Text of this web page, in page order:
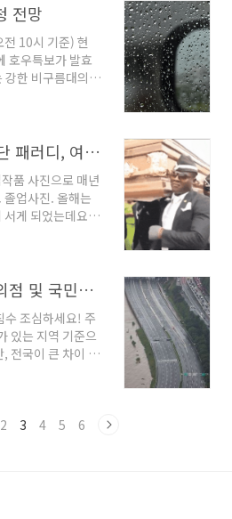
불가능, 100%
때 2단계는 아무
족이라고 하네
리두기 3단계 격
있는 상황인데
격상될 경우, 우
있을까요? 먼저
자제 필수적 사회
전망
10시 기준) 현
호우특보가 발효
한 비구름대의
동반한 시간당
괴 등의 비 피해와
각별히 유의해
면, 오늘 오전까지
약 일주일간 전국
끝날 듯 끝나지 않
19로 집에
의정부고의 관짝소년단 패러디, 여러분은 어떻게 생각하세요?
품 사진으로 매년
업사진. 올해는
서게 되었는데요.
이 사진이 왜 이
탄소년단’의 합성
추는 아프리카 가
상에서 영상으로
으로 자리잡게
(meme) 뜻, 인싸
트 키워드밈
도록 하겠습니..
홍수대비, 폭우 시 주의점 및 국민행동요령
수 조심하세요! 주
있는 지역 기준으
전국이 큰 차이 없
간이 유난히 긴
히나 갑자기 폭
일 이상 계속 비 예
2 3 4 5 6